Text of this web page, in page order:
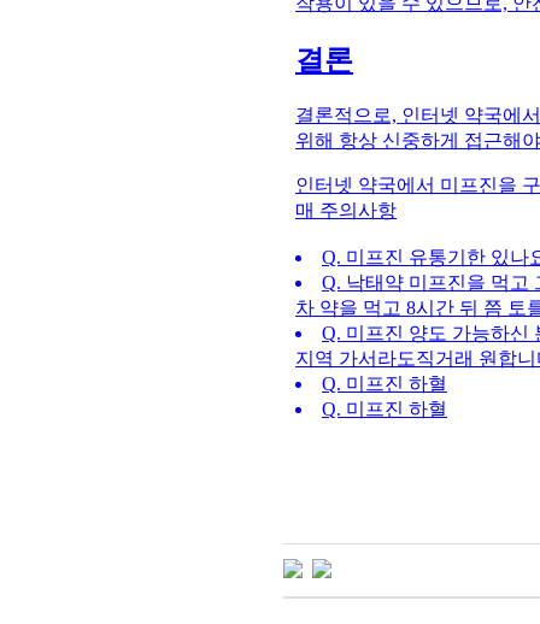
결론
결론적으로, 인터넷 약국에
위해 항상 신중하게 접근해
인터넷 약국에서 미프진을
매 주의사항
Q. 미프진 유통기한 있나
Q. 낙태약 미프진을 먹고
차 약을 먹고 8시간 뒤 쯤 토
Q. 미프진 양도 가능하신
지역 가서라도직거래 원합니
Q. 미프진 하혈
Q. 미프진 하혈